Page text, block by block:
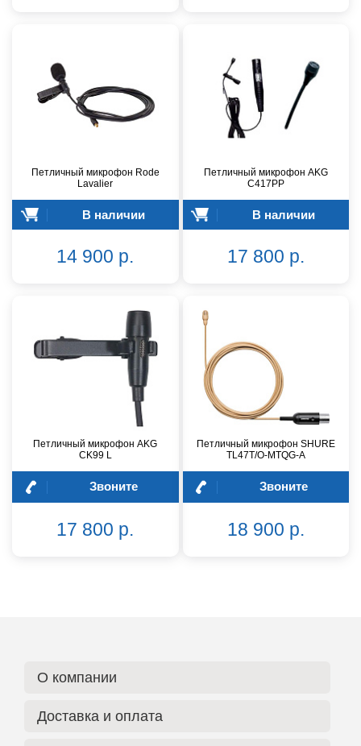
Петличный микрофон Rode
Lavalier
В наличии
14 900 р.
Петличный микрофон AKG
C417PP
В наличии
17 800 р.
Петличный микрофон AKG
CK99 L
Звоните
17 800 р.
Петличный микрофон SHURE
TL47T/O-MTQG-A
Звоните
18 900 р.
О компании
Доставка и оплата